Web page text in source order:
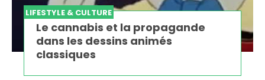
LIFESTYLE & CULTURE
Le cannabis et la propagande
dans les dessins animés
classiques